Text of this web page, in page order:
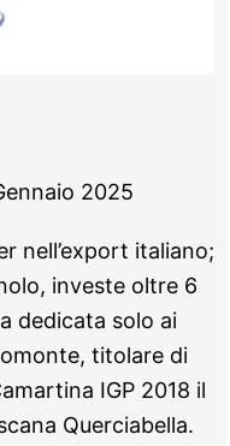
2025
nell’export italiano;
investe oltre 6
dedicata solo ai
titolare di
IGP 2018 il
Querciabella.